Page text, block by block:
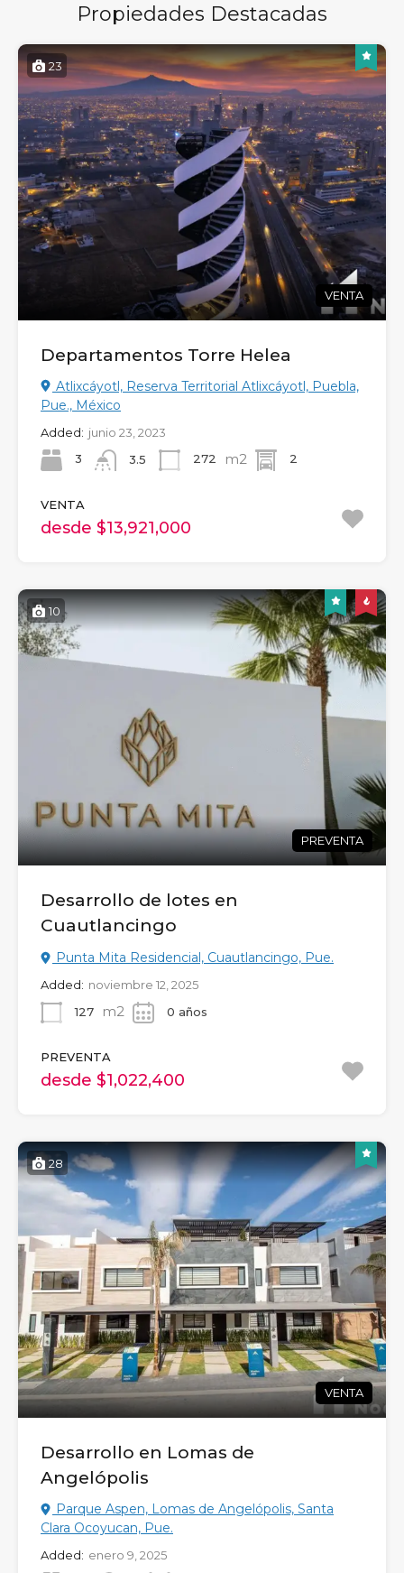
Propiedades Destacadas
23
VENTA
Departamentos Torre Helea
Atlixcáyotl, Reserva Territorial Atlixcáyotl, Puebla,
Pue., México
Added: junio 23, 2023
3
3.5 272 m2 2
VENTA
desde $13,921,000
10
PREVENTA
Desarrollo de lotes en
Cuautlancingo
Punta Mita Residencial, Cuautlancingo, Pue.
Added: noviembre 12, 2025
127
m2 0 años
PREVENTA
desde $1,022,400
28
VENTA
Desarrollo en Lomas de
Angelópolis
Parque Aspen, Lomas de Angelópolis, Santa
Clara Ocoyucan, Pue.
Added: enero 9, 2025